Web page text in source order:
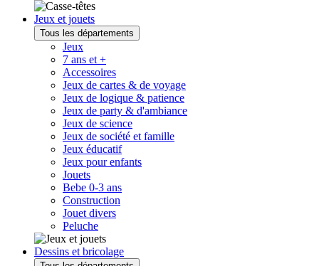
Jeux et jouets
Tous les départements
Jeux
7 ans et +
Accessoires
Jeux de cartes & de voyage
Jeux de logique & patience
Jeux de party & d'ambiance
Jeux de science
Jeux de société et famille
Jeux éducatif
Jeux pour enfants
Jouets
Bebe 0-3 ans
Construction
Jouet divers
Peluche
Dessins et bricolage